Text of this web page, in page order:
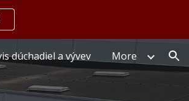
dúchadiel a vývev More